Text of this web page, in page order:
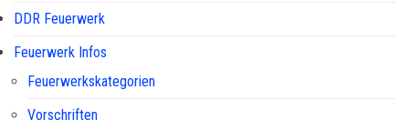
DDR Feuerwerk
Feuerwerk Infos
Feuerwerkskategorien
Vorschriften